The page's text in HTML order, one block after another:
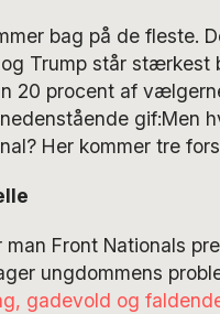
bag på de fleste.
Trump står stærkest
20 procent af
nedenstående gif:Men
Her kommer tre
man Front Nationals
ungdommens
gadevold og